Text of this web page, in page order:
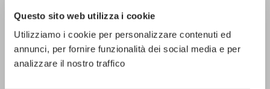
Questo sito web utilizza i cookie
Utilizziamo i cookie per personalizzare contenuti ed
annunci, per fornire funzionalità dei social media e per
analizzare il nostro traffico